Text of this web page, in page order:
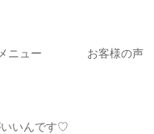
ニュー お客様の声
いいんです♡